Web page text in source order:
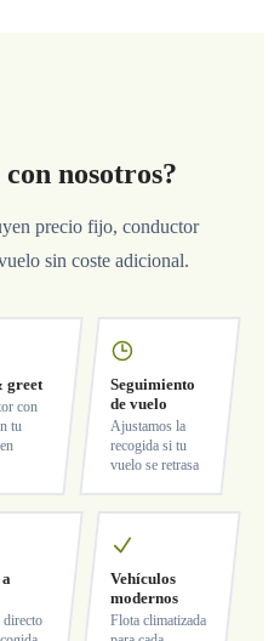
nosotros?
precio fijo, conductor
sin coste adicional.
greet
con
tu
Seguimiento
de vuelo
Ajustamos la
recogida si tu
vuelo se retrasa
Vehículos
modernos
Flota climatizada